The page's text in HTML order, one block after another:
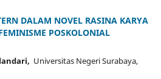
DALAM NOVEL RASINA KARYA
POSKOLONIAL
Universitas Negeri Surabaya,